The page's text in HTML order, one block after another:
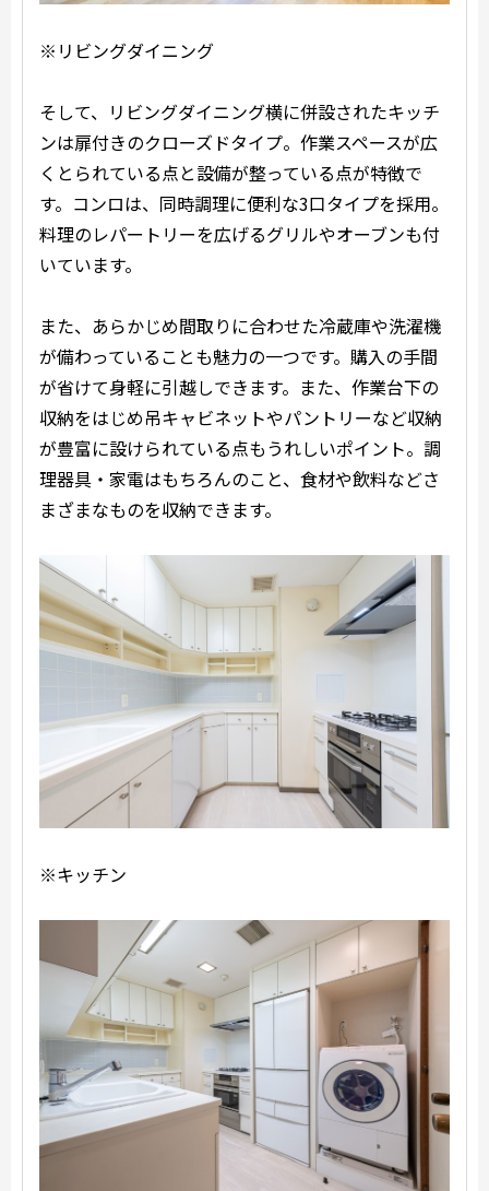
※リビングダイニング
そして、リビングダイニング横に併設されたキッチ
ンは扉付きのクローズドタイプ。作業スペースが広
くとられている点と設備が整っている点が特徴で
す。コンロは、同時調理に便利な3口タイプを採用。
料理のレパートリーを広げるグリルやオーブンも付
いています。
また、あらかじめ間取りに合わせた冷蔵庫や洗濯機
が備わっていることも魅力の一つです。購入の手間
が省けて身軽に引越しできます。また、作業台下の
収納をはじめ吊キャビネットやパントリーなど収納
が豊富に設けられている点もうれしいポイント。調
理器具・家電はもちろんのこと、食材や飲料などさ
まざまなものを収納できます。
※キッチン